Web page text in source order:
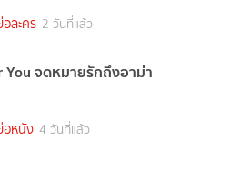
อละคร 2 วันที่แล้ว
You จดหมายรักถึงอาม่า
อหนัง 4 วันที่แล้ว